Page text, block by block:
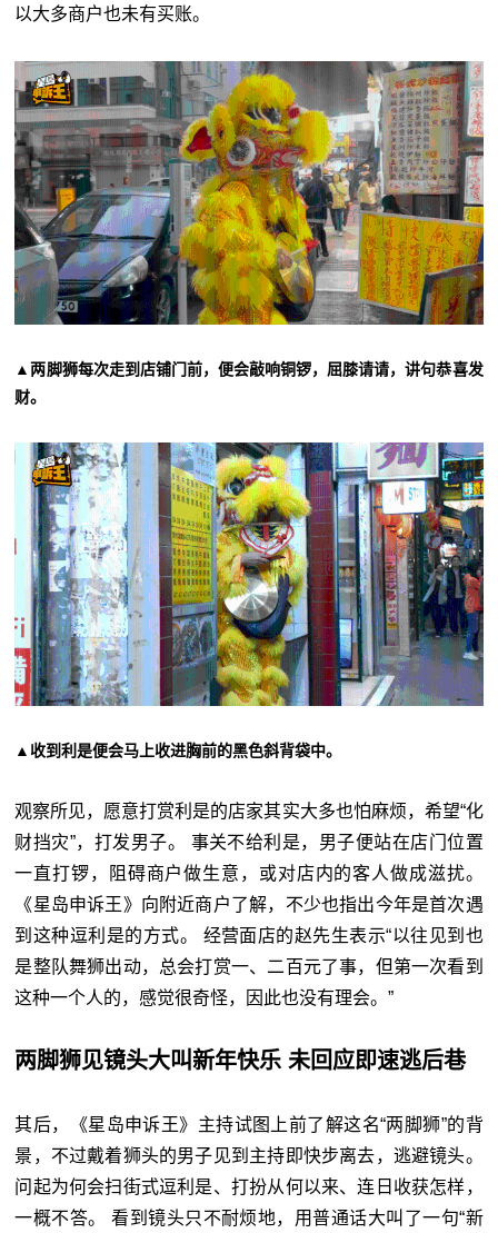
以大多商户也未有买账。
▲两脚狮每次走到店铺门前，便会敲响铜锣，屈膝请请，讲句恭喜发
财。
▲收到利是便会马上收进胸前的黑色斜背袋中。
观察所见，愿意打赏利是的店家其实大多也怕麻烦，希望“化
财挡灾”，打发男子。 事关不给利是，男子便站在店门位置
一直打锣，阻碍商户做生意，或对店内的客人做成滋扰。
《星岛申诉王》向附近商户了解，不少也指出今年是首次遇
到这种逗利是的方式。 经营面店的赵先生表示“以往见到也
是整队舞狮出动，总会打赏一、二百元了事，但第一次看到
这种一个人的，感觉很奇怪，因此也没有理会。”
两脚狮见镜头大叫新年快乐 未回应即速逃后巷
其后，《星岛申诉王》主持试图上前了解这名“两脚狮”的背
景，不过戴着狮头的男子见到主持即快步离去，逃避镜头。
问起为何会扫街式逗利是、打扮从何以来、连日收获怎样，
一概不答。 看到镜头只不耐烦地，用普通话大叫了一句“新